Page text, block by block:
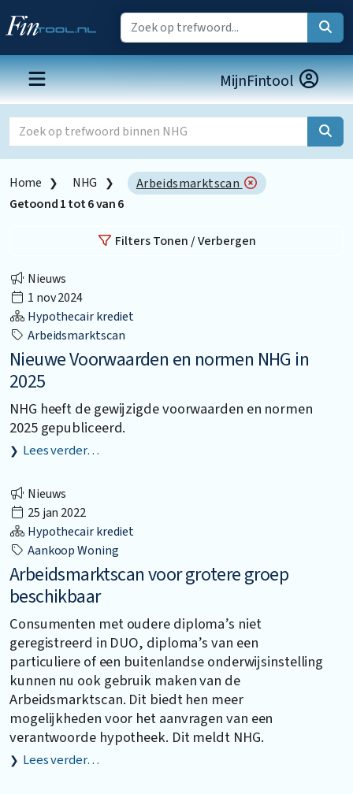
MijnFintool
Home NHG
Arbeidsmarktscan
Getoond1tot6van6
Filters Tonen / Verbergen
Nieuws
1 nov 2024
Hypothecair krediet
Arbeidsmarktscan
Nieuwe Voorwaarden en normen NHG in
2025
NHG heeft de gewijzigde voorwaarden en normen
2025 gepubliceerd.
Lees verder…
Nieuws
25 jan 2022
Hypothecair krediet
Aankoop Woning
Arbeidsmarktscan voor grotere groep
beschikbaar
Consumenten met oudere diploma’s niet
geregistreerd in DUO, diploma’s van een
particuliere of een buitenlandse onderwijsinstelling
kunnen nu ook gebruik maken van de
Arbeidsmarktscan. Dit biedt hen meer
mogelijkheden voor het aanvragen van een
verantwoorde hypotheek. Dit meldt NHG.
Lees verder…